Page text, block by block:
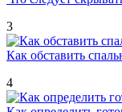
3
Как обставить
4